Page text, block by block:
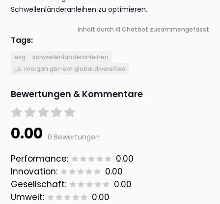
Schwellenländeranleihen zu optimieren.
Inhalt durch KI Chatbot zusammengefasst
Tags:
esg
schwellenländeranleihen
j.p. morgan gbi-em global diversified
Bewertungen & Kommentare
0.00 0 Bewertungen
Performance:
0.00
Innovation:
0.00
Gesellschaft:
0.00
Umwelt:
0.00